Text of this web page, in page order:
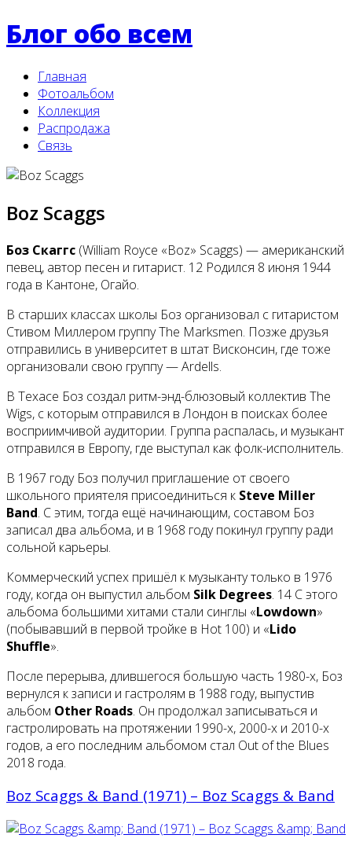
Блог обо всем
Главная
Фотоальбом
Коллекция
Распродажа
Связь
Boz Scaggs
Боз Скаггс (William Royce «Boz» Scaggs) — американский
певец, автор песен и гитарист. 12 Родился 8 июня 1944
года в Кантоне, Огайо.
В старших классах школы Боз организовал с гитаристом
Стивом Миллером группу The Marksmen. Позже друзья
отправились в университет в штат Висконсин, где тоже
организовали свою группу — Ardells.
В Техасе Боз создал ритм-энд-блюзовый коллектив The
Wigs, с которым отправился в Лондон в поисках более
восприимчивой аудитории. Группа распалась, и музыкант
отправился в Европу, где выступал как фолк-исполнитель.
В 1967 году Боз получил приглашение от своего
школьного приятеля присоединиться к Steve Miller
Band. С этим, тогда ещё начинающим, составом Боз
записал два альбома, и в 1968 году покинул группу ради
сольной карьеры.
Коммерческий успех пришёл к музыканту только в 1976
году, когда он выпустил альбом Silk Degrees. 14 С этого
альбома большими хитами стали синглы «Lowdown»
(побывавший в первой тройке в Hot 100) и «Lido
Shuffle».
После перерыва, длившегося большую часть 1980-х, Боз
вернулся к записи и гастролям в 1988 году, выпустив
альбом Other Roads. Он продолжал записываться и
гастролировать на протяжении 1990-х, 2000-х и 2010-х
годов, а его последним альбомом стал Out of the Blues
2018 года.
Boz Scaggs & Band (1971) – Boz Scaggs & Band